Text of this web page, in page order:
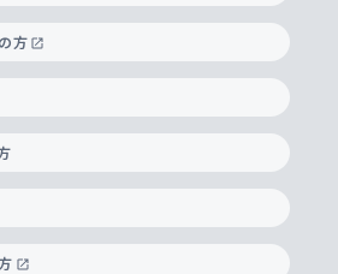
学部
ス
ぶ
究科
コンサーン研究所
究所
究所
・自由課題研究
る法令・研究費の使用について
談
防止の取り組み
学生への支援
ポート
支援プログラム
）・進路統計
ト
特別研究生・国費留学生
大学から上智大学で学ぶ)
生
Program受講生
念
革
ーカイブズ
トリック
ゲージメント
れた世界の知性
アフリカWeeks
ーシャルメディア
院について
大学
方